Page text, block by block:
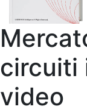
circuiti
video